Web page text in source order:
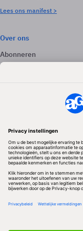
Lees ons manifest >
Over ons
Abonneren
Adverteren
Volg ons
Redactionele partner
Algemene Voorwaarden &